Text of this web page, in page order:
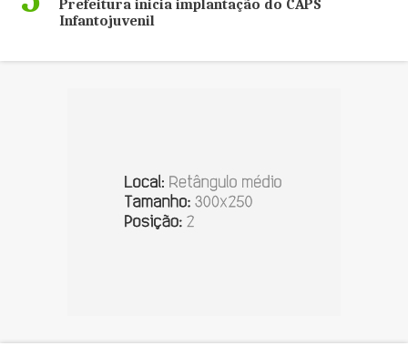
Prefeitura inicia implantação do CAPS
Infantojuvenil